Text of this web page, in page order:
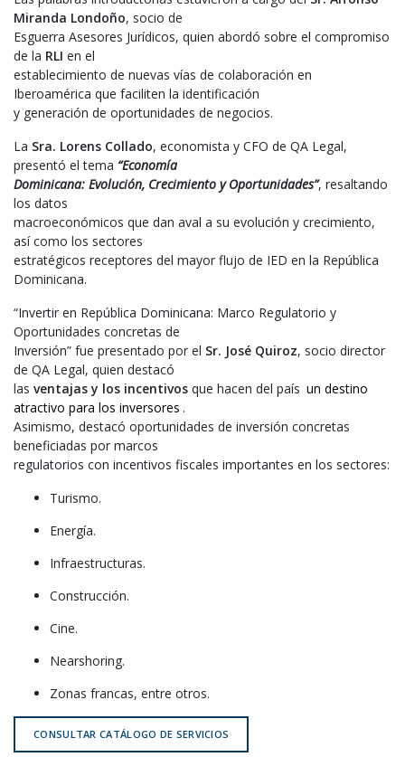
Miranda Londoño, socio de
Esguerra Asesores Jurídicos, quien abordó sobre el compromiso
de la RLI en el
establecimiento de nuevas vías de colaboración en
Iberoamérica que faciliten la identificación
y generación de oportunidades de negocios.
La Sra. Lorens Collado, economista y CFO de QA Legal,
presentó el tema “Economía
Dominicana: Evolución, Crecimiento y Oportunidades”, resaltando
los datos
macroeconómicos que dan aval a su evolución y crecimiento,
así como los sectores
estratégicos receptores del mayor flujo de IED en la República
Dominicana.
“Invertir en República Dominicana: Marco Regulatorio y
Oportunidades concretas de
Inversión” fue presentado por el Sr. José Quiroz, socio director
de QA Legal, quien destacó
las ventajas y los incentivos que hacen del país un destino
atractivo para los inversores .
Asimismo, destacó oportunidades de inversión concretas
beneficiadas por marcos
regulatorios con incentivos fiscales importantes en los sectores:
Turismo.
Energía.
Infraestructuras.
Construcción.
Cine.
Nearshoring.
Zonas francas, entre otros.
CONSULTAR CATÁLOGO DE SERVICIOS